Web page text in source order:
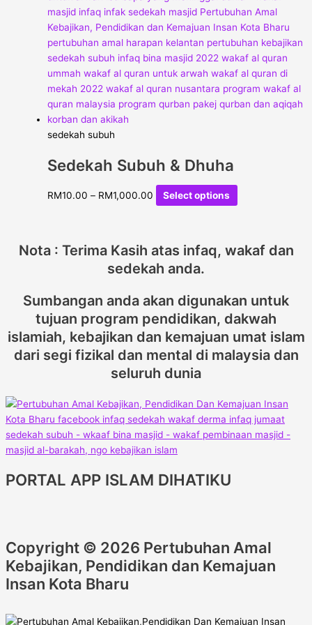
sedekah subuh
Sedekah Subuh & Dhuha
RM10.00 – RM1,000.00 Select options
Nota : Terima Kasih atas infaq, wakaf dan
sedekah anda.
Sumbangan anda akan digunakan untuk
tujuan program pendidikan, dakwah
islamiah, kebajikan dan kemajuan umat islam
dari segi fizikal dan mental di malaysia dan
seluruh dunia
PORTAL APP ISLAM DIHATIKU
Copyright © 2026 Pertubuhan Amal
Kebajikan, Pendidikan dan Kemajuan
Insan Kota Bharu